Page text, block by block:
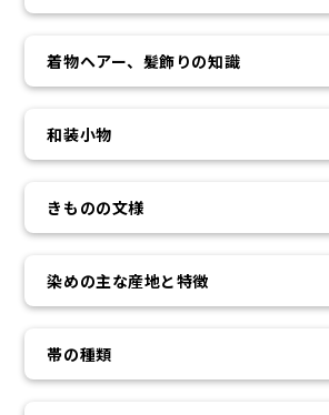
着物ヘアー、髪飾りの知識
和装小物
きものの文様
染めの主な産地と特徴
帯の種類